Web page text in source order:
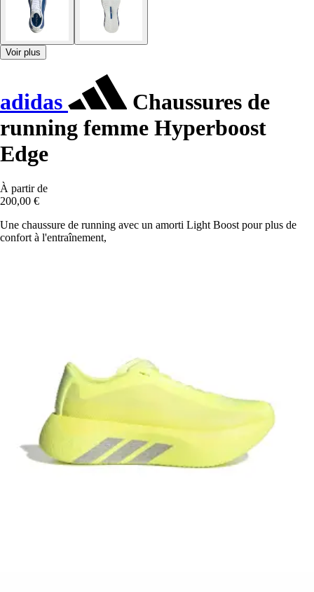
Voir plus
adidas
Chaussures de
running femme Hyperboost
Edge
À partir de
200,00 €
Une chaussure de running avec un amorti Light Boost pour plus de
confort à l'entraînement,